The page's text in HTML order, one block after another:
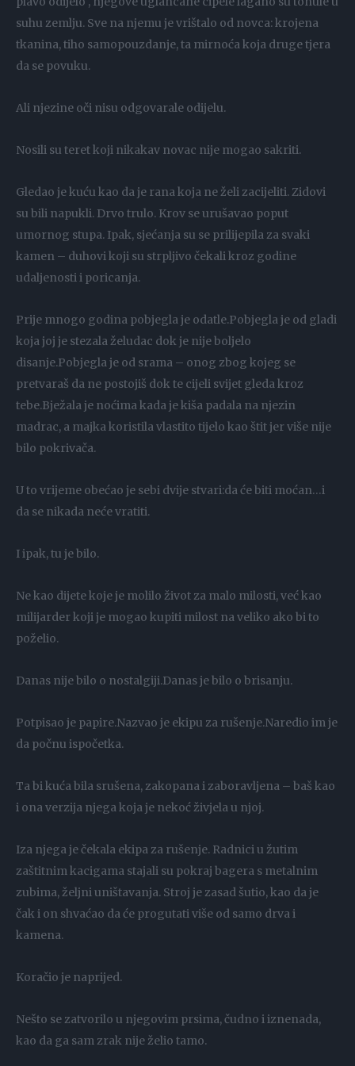
suhu zemlju. Sve na njemu je vrištalo od novca: krojena
tkanina, tiho samopouzdanje, ta mirnoća koja druge tjera
da se povuku.
Ali njezine oči nisu odgovarale odijelu.
Nosili su teret koji nikakav novac nije mogao sakriti.
Gledao je kuću kao da je rana koja ne želi zacijeliti. Zidovi
su bili napukli. Drvo trulo. Krov se urušavao poput
umornog stupa. Ipak, sjećanja su se prilijepila za svaki
kamen – duhovi koji su strpljivo čekali kroz godine
udaljenosti i poricanja.
Prije mnogo godina pobjegla je odatle.Pobjegla je od gladi
koja joj je stezala želudac dok je nije boljelo
disanje.Pobjegla je od srama – onog zbog kojeg se
pretvaraš da ne postojiš dok te cijeli svijet gleda kroz
tebe.Bježala je noćima kada je kiša padala na njezin
madrac, a majka koristila vlastito tijelo kao štit jer više nije
bilo pokrivača.
U to vrijeme obećao je sebi dvije stvari:da će biti moćan…i
da se nikada neće vratiti.
I ipak, tu je bilo.
Ne kao dijete koje je molilo život za malo milosti, već kao
milijarder koji je mogao kupiti milost na veliko ako bi to
poželio.
Danas nije bilo o nostalgiji.Danas je bilo o brisanju.
Potpisao je papire.Nazvao je ekipu za rušenje.Naredio im je
da počnu ispočetka.
Ta bi kuća bila srušena, zakopana i zaboravljena – baš kao
i ona verzija njega koja je nekoć živjela u njoj.
Iza njega je čekala ekipa za rušenje. Radnici u žutim
zaštitnim kacigama stajali su pokraj bagera s metalnim
zubima, željni uništavanja. Stroj je zasad šutio, kao da je
čak i on shvaćao da će progutati više od samo drva i
kamena.
Koračio je naprijed.
Nešto se zatvorilo u njegovim prsima, čudno i iznenada,
kao da ga sam zrak nije želio tamo.